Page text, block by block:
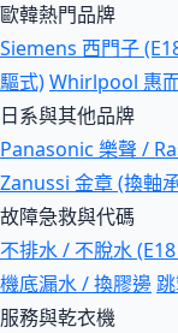
歐韓熱門品牌
Siemens 西門子
驅式)Whirlpool 惠
日系與其他品牌
Panasonic 樂聲 /
Zanussi 金章 (換軸
故障急救與代碼
不排水 / 不脫水
機底漏水 / 換膠邊
服務與乾衣機